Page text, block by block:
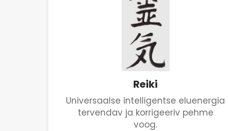
Reiki
Universaalse intelligentse eluenergia
tervendav ja korrigeeriv pehme
voog.